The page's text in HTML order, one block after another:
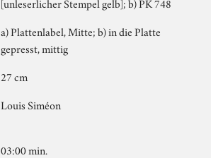
a) Plattenlabel, Mitte; b) in die Platte
gepresst, mittig
27 cm
Louis Siméon
03:00 min.